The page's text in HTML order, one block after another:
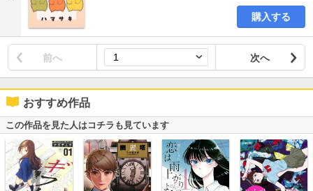
購入する
前へ 次へ
おすすめ作品
この作品を見た人はコチラも見ています